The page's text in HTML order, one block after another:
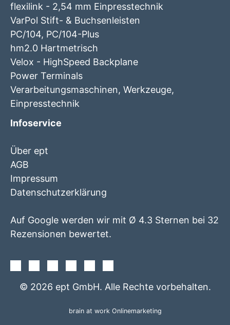
flexilink - 2,54 mm Einpresstechnik
VarPol Stift- & Buchsenleisten
PC/104, PC/104-Plus
hm2.0 Hartmetrisch
Velox - HighSpeed Backplane
Power Terminals
Verarbeitungsmaschinen, Werkzeuge,
Einpresstechnik
Infoservice
Über ept
AGB
Impressum
Datenschutzerklärung
Auf Google werden wir mit Ø 4.3 Sternen bei 32
Rezensionen bewertet.
© 2026 ept GmbH. Alle Rechte vorbehalten.
brain at work Onlinemarketing